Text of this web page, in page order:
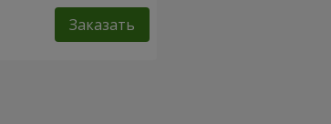
Заказать